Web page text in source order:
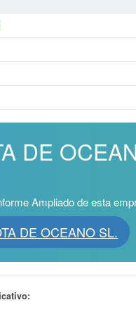
DE
Ampliado de esta
DE OCEANO SL.